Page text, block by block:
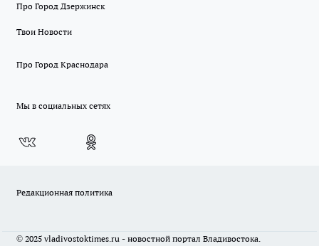
Про Город Дзержинск
Твои Новости
Про Город Краснодара
Мы в социальных сетях
Редакционная политика
© 2025 vladivostoktimes.ru - новостной портал Владивостока.